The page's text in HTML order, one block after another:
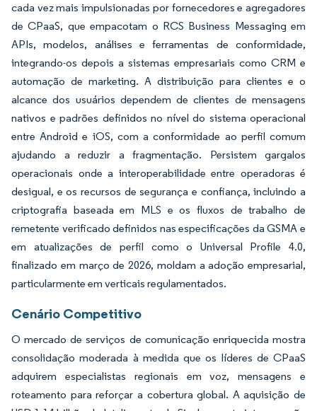
cada vez mais impulsionadas por fornecedores e agregadores
de CPaaS, que empacotam o RCS Business Messaging em
APIs, modelos, análises e ferramentas de conformidade,
integrando-os depois a sistemas empresariais como CRM e
automação de marketing. A distribuição para clientes e o
alcance dos usuários dependem de clientes de mensagens
nativos e padrões definidos no nível do sistema operacional
entre Android e iOS, com a conformidade ao perfil comum
ajudando a reduzir a fragmentação. Persistem gargalos
operacionais onde a interoperabilidade entre operadoras é
desigual, e os recursos de segurança e confiança, incluindo a
criptografia baseada em MLS e os fluxos de trabalho de
remetente verificado definidos nas especificações da GSMA e
em atualizações de perfil como o Universal Profile 4.0,
finalizado em março de 2026, moldam a adoção empresarial,
particularmente em verticais regulamentados.
Cenário Competitivo
O mercado de serviços de comunicação enriquecida mostra
consolidação moderada à medida que os líderes de CPaaS
adquirem especialistas regionais em voz, mensagens e
roteamento para reforçar a cobertura global. A aquisição de